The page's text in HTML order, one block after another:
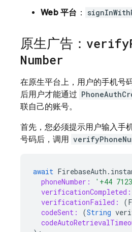
Web 平台 ：
原生广告： verify
Number
在原生平台上，用户的手机号
后用户才能通过
联自己的账号。
首先，您必须提示用户输入手
号码后，调用
await FirebaseAuth .
phoneNumber:
'+44
verificationCompleted:
verificationFailed:
(
codeSent:
(String